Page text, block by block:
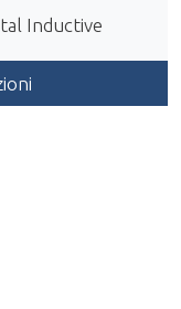
Inductive